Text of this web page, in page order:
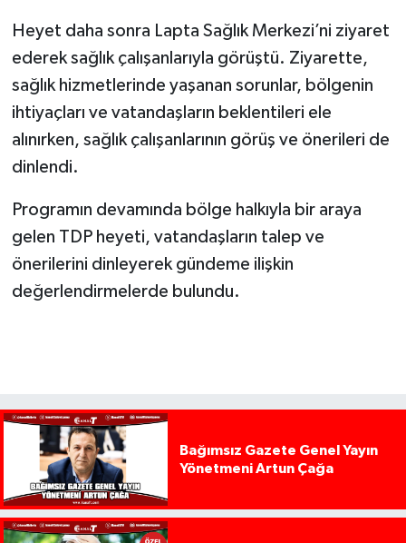
Heyet daha sonra Lapta Sağlık Merkezi’ni ziyaret
ederek sağlık çalışanlarıyla görüştü. Ziyarette,
sağlık hizmetlerinde yaşanan sorunlar, bölgenin
ihtiyaçları ve vatandaşların beklentileri ele
alınırken, sağlık çalışanlarının görüş ve önerileri de
dinlendi.
Programın devamında bölge halkıyla bir araya
gelen TDP heyeti, vatandaşların talep ve
önerilerini dinleyerek gündeme ilişkin
değerlendirmelerde bulundu.
Bağımsız Gazete Genel Yayın
Yönetmeni Artun Çağa